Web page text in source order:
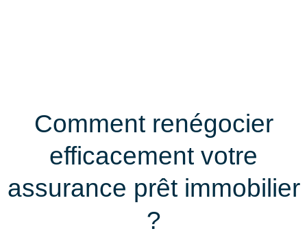
Comment renégocier
efficacement votre
assurance prêt immobilier
?